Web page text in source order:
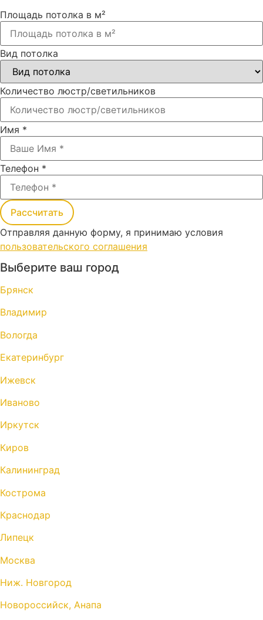
Площадь потолка в м²
Вид потолка
Количество люстр/светильников
Имя *
Телефон *
Рассчитать
Отправляя данную форму, я принимаю условия
пользовательского соглашения
Выберите ваш город
Брянск
Владимир
Вологда
Екатеринбург
Ижевск
Иваново
Иркутск
Киров
Калининград
Кострома
Краснодар
Липецк
Москва
Ниж. Новгород
Новороссийск, Анапа